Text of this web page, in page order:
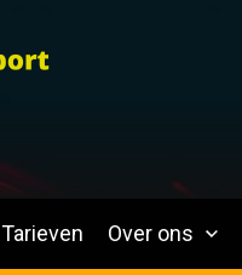
Tarieven Over ons